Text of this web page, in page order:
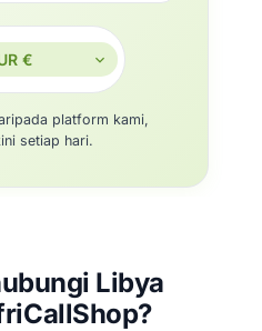
platform kami,
setiap hari.
Libya